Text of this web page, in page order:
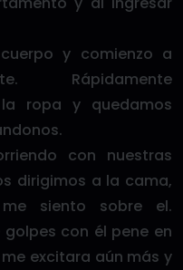
y comienzo a
Rápidamente
ropa y quedamos
con nuestras
dirigimos a la cama,
siento sobre el.
con él pene en
excitara aún más y